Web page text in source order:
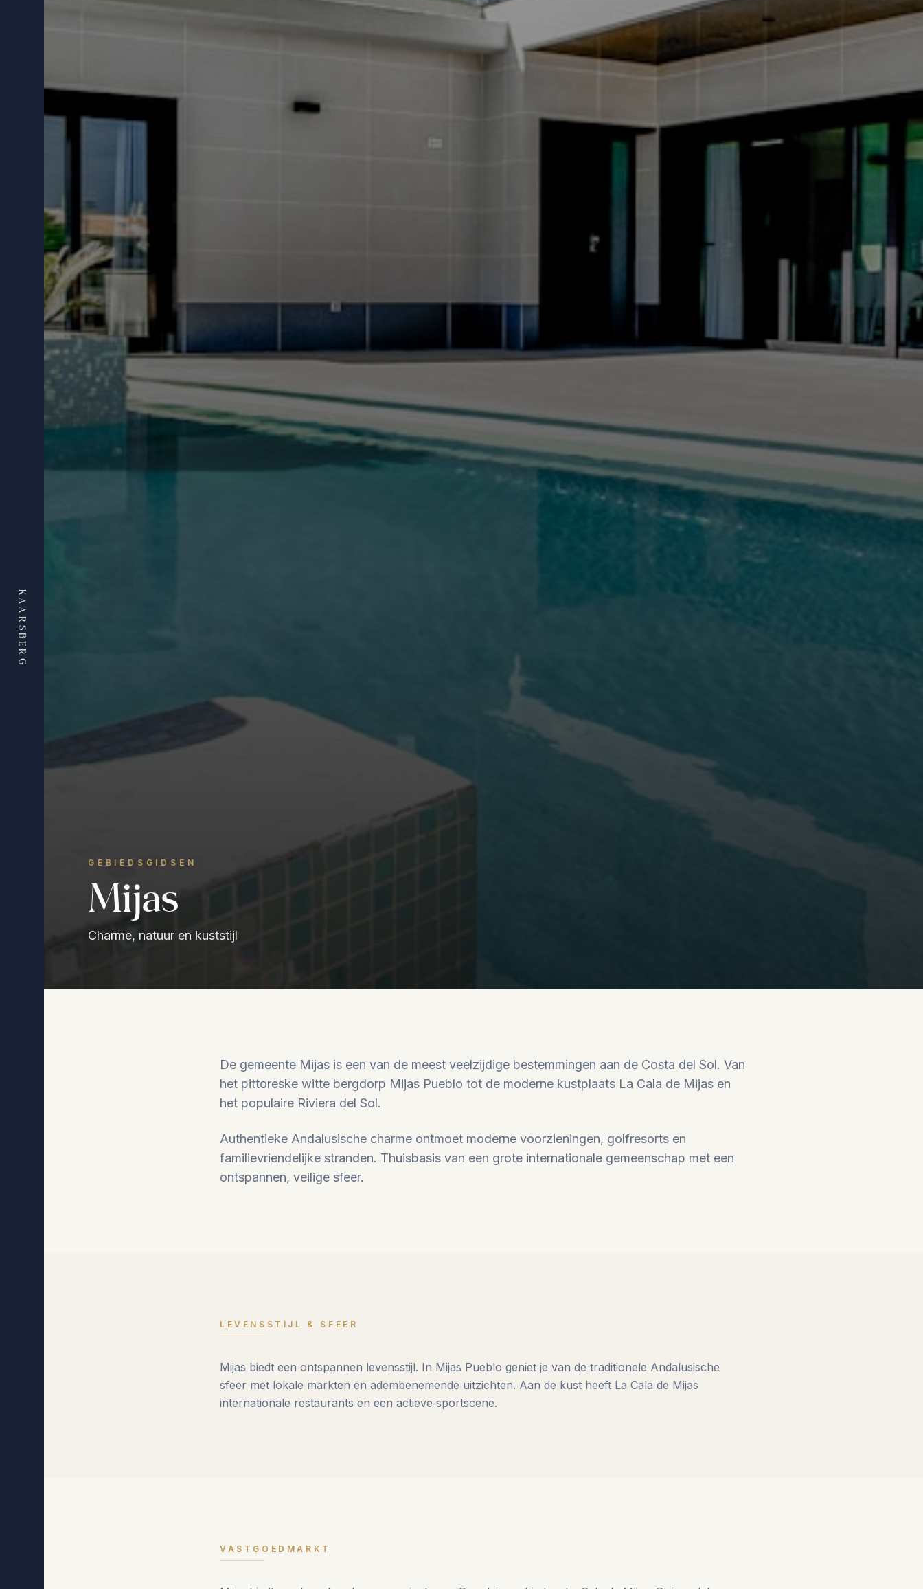
KAARSBERG
GEBIEDSGIDSEN
Mijas
Charme, natuur en kuststijl
De gemeente Mijas is een van de meest veelzijdige bestemmingen aan de Costa del Sol. Van
het pittoreske witte bergdorp Mijas Pueblo tot de moderne kustplaats La Cala de Mijas en
het populaire Riviera del Sol.
Authentieke Andalusische charme ontmoet moderne voorzieningen, golfresorts en
familievriendelijke stranden. Thuisbasis van een grote internationale gemeenschap met een
ontspannen, veilige sfeer.
LEVENSSTIJL & SFEER
Mijas biedt een ontspannen levensstijl. In Mijas Pueblo geniet je van de traditionele Andalusische
sfeer met lokale markten en adembenemende uitzichten. Aan de kust heeft La Cala de Mijas
internationale restaurants en een actieve sportscene.
VASTGOEDMARKT